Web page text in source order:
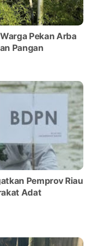
Pekan Arba
Pangan
Pemprov Riau
Adat